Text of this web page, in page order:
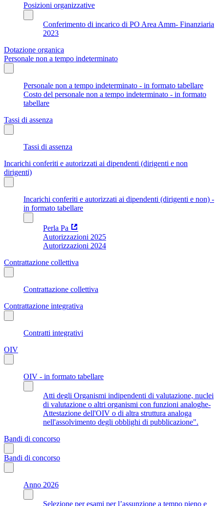
Posizioni organizzative
Conferimento di incarico di PO Area Amm- Finanziaria
2023
Dotazione organica
Personale non a tempo indeterminato
Personale non a tempo indeterminato - in formato tabellare
Costo del personale non a tempo indeterminato - in formato
tabellare
Tassi di assenza
Tassi di assenza
Incarichi conferiti e autorizzati ai dipendenti (dirigenti e non
dirigenti)
Incarichi conferiti e autorizzati ai dipendenti (dirigenti e non) -
in formato tabellare
Perla Pa
Autorizzazioni 2025
Autorizzazioni 2024
Contrattazione collettiva
Contrattazione collettiva
Contrattazione integrativa
Contratti integrativi
OIV
OIV - in formato tabellare
Atti degli Organismi indipendenti di valutazione, nuclei
di valutazione o altri organismi con funzioni analoghe-
Attestazione dell'OIV o di altra struttura analoga
nell'assolvimento degli obblighi di pubblicazione".
Bandi di concorso
Bandi di concorso
Anno 2026
Selezione per esami per l’assunzione a tempo pieno e